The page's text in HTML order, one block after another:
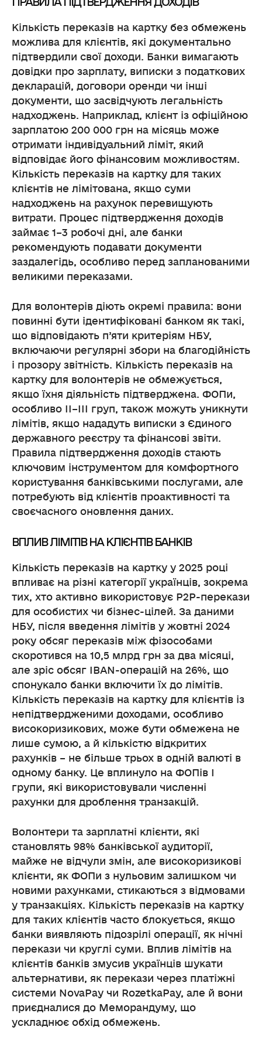
Кількість переказів на картку без обмежень
можлива для клієнтів, які документально
підтвердили свої доходи. Банки вимагають
довідки про зарплату, виписки з податкових
декларацій, договори оренди чи інші
документи, що засвідчують легальність
надходжень. Наприклад, клієнт із офіційною
зарплатою 200 000 грн на місяць може
отримати індивідуальний ліміт, який
відповідає його фінансовим можливостям.
Кількість переказів на картку для таких
клієнтів не лімітована, якщо суми
надходжень на рахунок перевищують
витрати. Процес підтвердження доходів
займає 1–3 робочі дні, але банки
рекомендують подавати документи
заздалегідь, особливо перед запланованими
великими переказами.
Для волонтерів діють окремі правила: вони
повинні бути ідентифіковані банком як такі,
що відповідають п’яти критеріям НБУ,
включаючи регулярні збори на благодійність
і прозору звітність. Кількість переказів на
картку для волонтерів не обмежується,
якщо їхня діяльність підтверджена. ФОПи,
особливо ІІ–ІІІ груп, також можуть уникнути
лімітів, якщо нададуть виписки з Єдиного
державного реєстру та фінансові звіти.
Правила підтвердження доходів стають
ключовим інструментом для комфортного
користування банківськими послугами, але
потребують від клієнтів проактивності та
своєчасного оновлення даних.
ВПЛИВ ЛІМІТІВ НА КЛІЄНТІВ БАНКІВ
Кількість переказів на картку у 2025 році
впливає на різні категорії українців, зокрема
тих, хто активно використовує P2P-перекази
для особистих чи бізнес-цілей. За даними
НБУ, після введення лімітів у жовтні 2024
року обсяг переказів між фізособами
скоротився на 10,5 млрд грн за два місяці,
але зріс обсяг IBAN-операцій на 26%, що
спонукало банки включити їх до лімітів.
Кількість переказів на картку для клієнтів із
непідтвердженими доходами, особливо
високоризикових, може бути обмежена не
лише сумою, а й кількістю відкритих
рахунків – не більше трьох в одній валюті в
одному банку. Це вплинуло на ФОПів І
групи, які використовували численні
рахунки для дроблення транзакцій.
Волонтери та зарплатні клієнти, які
становлять 98% банківської аудиторії,
майже не відчули змін, але високоризикові
клієнти, як ФОПи з нульовим залишком чи
новими рахунками, стикаються з відмовами
у транзакціях. Кількість переказів на картку
для таких клієнтів часто блокується, якщо
банки виявляють підозрілі операції, як нічні
перекази чи круглі суми. Вплив лімітів на
клієнтів банків змусив українців шукати
альтернативи, як перекази через платіжні
системи NovaPay чи RozetkaPay, але й вони
приєдналися до Меморандуму, що
ускладнює обхід обмежень.